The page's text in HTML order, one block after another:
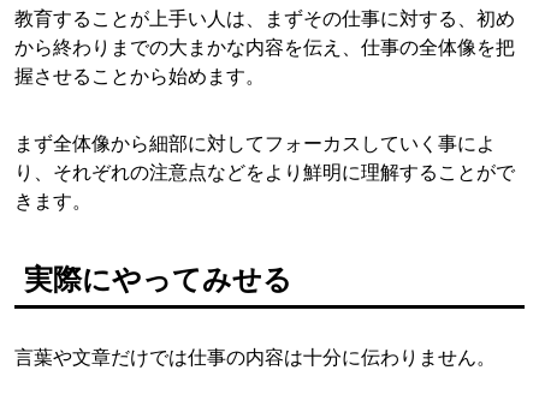
教育することが上手い人は、まずその仕事に対する、初め
から終わりまでの大まかな内容を伝え、仕事の全体像を把
握させることから始めます。
まず全体像から細部に対してフォーカスしていく事によ
り、それぞれの注意点などをより鮮明に理解することがで
きます。
実際にやってみせる
言葉や文章だけでは仕事の内容は十分に伝わりません。